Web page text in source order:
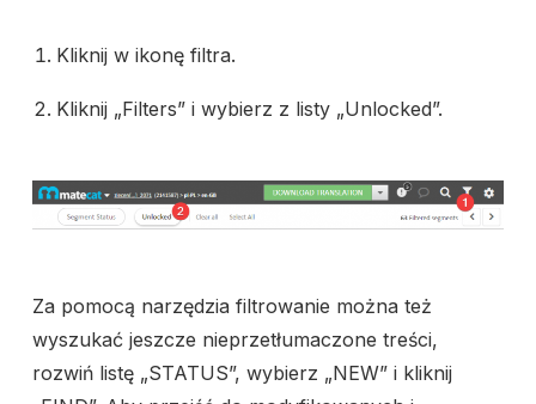
Kliknij w ikonę filtra.
Kliknij „Filters” i wybierz z listy „Unlocked”.
Za pomocą narzędzia filtrowanie można też
wyszukać jeszcze nieprzetłumaczone treści,
rozwiń listę „STATUS”, wybierz „NEW” i kliknij